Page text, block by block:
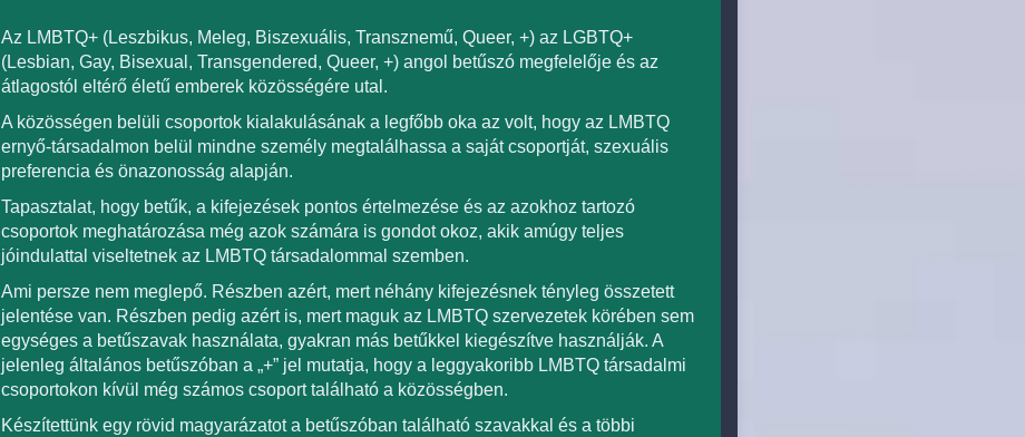
Az LMBTQ+ (Leszbikus, Meleg, Biszexuális, Transznemű, Queer, +) az LGBTQ+
(Lesbian, Gay, Bisexual, Transgendered, Queer, +) angol betűszó megfelelője és az
átlagostól eltérő életű emberek közösségére utal.
A közösségen belüli csoportok kialakulásának a legfőbb oka az volt, hogy az LMBTQ
ernyő-társadalmon belül mindne személy megtalálhassa a saját csoportját, szexuális
preferencia és önazonosság alapján.
Tapasztalat, hogy betűk, a kifejezések pontos értelmezése és az azokhoz tartozó
csoportok meghatározása még azok számára is gondot okoz, akik amúgy teljes
jóindulattal viseltetnek az LMBTQ társadalommal szemben.
Ami persze nem meglepő. Részben azért, mert néhány kifejezésnek tényleg összetett
jelentése van. Részben pedig azért is, mert maguk az LMBTQ szervezetek körében sem
egységes a betűszavak használata, gyakran más betűkkel kiegészítve használják. A
jelenleg általános betűszóban a „+” jel mutatja, hogy a leggyakoribb LMBTQ társadalmi
csoportokon kívül még számos csoport található a közösségben.
Készítettünk egy rövid magyarázatot a betűszóban található szavakkal és a többi